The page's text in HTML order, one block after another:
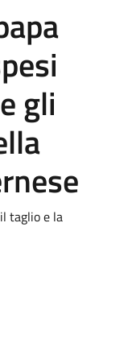
gli
taglio e la